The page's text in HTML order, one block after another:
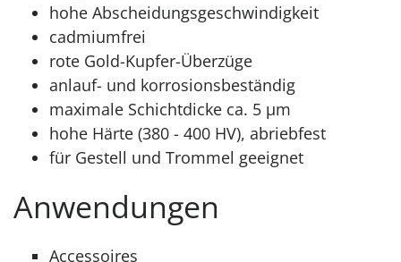
hohe Abscheidungsgeschwindigkeit
cadmiumfrei
rote Gold-Kupfer-Überzüge
anlauf- und korrosionsbeständig
maximale Schichtdicke ca. 5 μm
hohe Härte (380 - 400 HV), abriebfest
für Gestell und Trommel geeignet
Anwendungen
Accessoires